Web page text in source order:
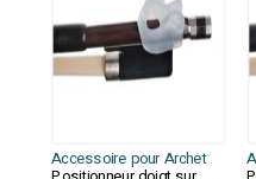
Accessoire pour Archet